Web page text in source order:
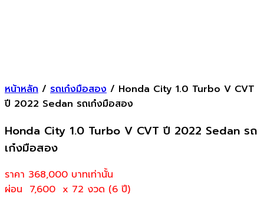
หน้าหลัก / รถเก๋งมือสอง / Honda City 1.0 Turbo V CVT
ปี 2022 Sedan รถเก๋งมือสอง
Honda City 1.0 Turbo V CVT ปี 2022 Sedan รถ
เก๋งมือสอง
ราคา 368,000 บาทเท่านั้น
ผ่อน 7,600 x 72 งวด (6 ปี)